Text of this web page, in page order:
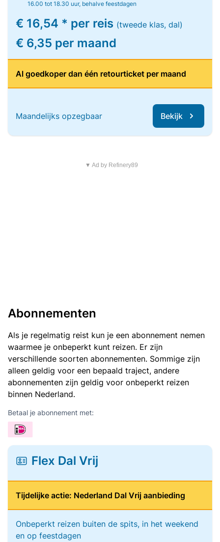
16.00 tot 18.30 uur, behalve feestdagen
€ 16,54 * per reis (tweede klas, dal)
€ 6,35 per maand
Al goedkoper dan één retourticket per maand
Maandelijks opzegbaar Bekijk
▼ Ad by Refinery89
Abonnementen
Als je regelmatig reist kun je een abonnement nemen
waarmee je onbeperkt kunt reizen. Er zijn
verschillende soorten abonnementen. Sommige zijn
alleen geldig voor een bepaald traject, andere
abonnementen zijn geldig voor onbeperkt reizen
binnen Nederland.
Betaal je abonnement met:
Flex Dal Vrij
Tijdelijke actie: Nederland Dal Vrij aanbieding
Onbeperkt reizen buiten de spits, in het weekend
en op feestdagen